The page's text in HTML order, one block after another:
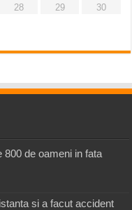
28 29
30
800 de oameni in fata
si a facut accident